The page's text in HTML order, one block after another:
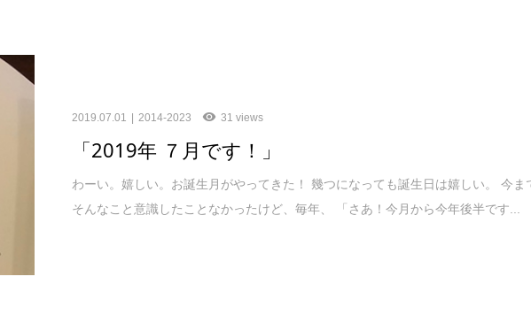
2019.07.01 2014-2023 31 views
「2019年 ７月です！」
わーい。嬉しい。お誕生月がやってきた！ 幾つになっても誕生日は嬉しい。 今ま
そんなこと意識したことなかったけど、毎年、 「さあ！今月から今年後半です...